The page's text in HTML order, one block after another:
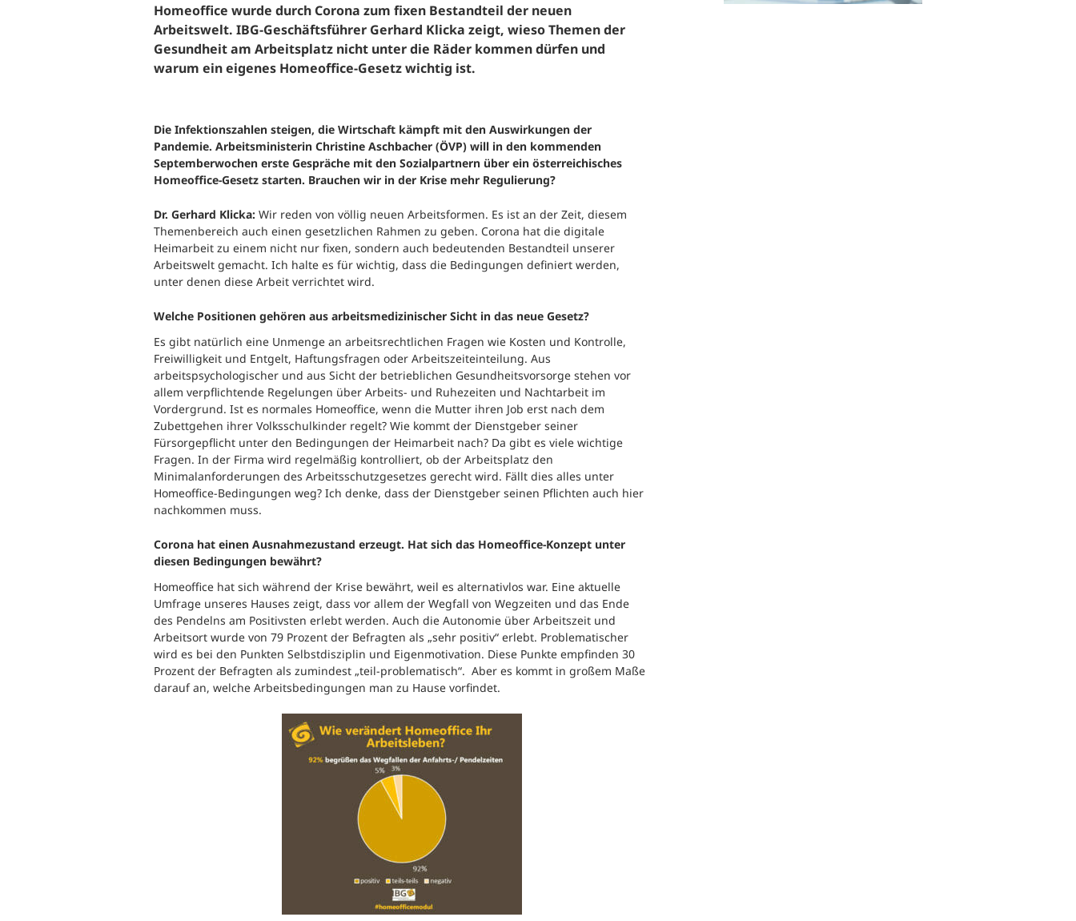
Homeoffice wurde durch Corona zum fixen Bestandteil der neuen
Arbeitswelt. IBG-Geschäftsführer Gerhard Klicka zeigt, wieso Themen der
Gesundheit am Arbeitsplatz nicht unter die Räder kommen dürfen und
warum ein eigenes Homeoffice-Gesetz wichtig ist.
Die Infektionszahlen steigen, die Wirtschaft kämpft mit den Auswirkungen der
Pandemie. Arbeitsministerin Christine Aschbacher (ÖVP) will in den kommenden
Septemberwochen erste Gespräche mit den Sozialpartnern über ein österreichisches
Homeoffice-Gesetz starten. Brauchen wir in der Krise mehr Regulierung?
Dr. Gerhard Klicka: Wir reden von völlig neuen Arbeitsformen. Es ist an der Zeit, diesem
Themenbereich auch einen gesetzlichen Rahmen zu geben. Corona hat die digitale
Heimarbeit zu einem nicht nur fixen, sondern auch bedeutenden Bestandteil unserer
Arbeitswelt gemacht. Ich halte es für wichtig, dass die Bedingungen definiert werden,
unter denen diese Arbeit verrichtet wird.
Welche Positionen gehören aus arbeitsmedizinischer Sicht in das neue Gesetz?
Es gibt natürlich eine Unmenge an arbeitsrechtlichen Fragen wie Kosten und Kontrolle,
Freiwilligkeit und Entgelt, Haftungsfragen oder Arbeitszeiteinteilung. Aus
arbeitspsychologischer und aus Sicht der betrieblichen Gesundheitsvorsorge stehen vor
allem verpflichtende Regelungen über Arbeits- und Ruhezeiten und Nachtarbeit im
Vordergrund. Ist es normales Homeoffice, wenn die Mutter ihren Job erst nach dem
Zubettgehen ihrer Volksschulkinder regelt? Wie kommt der Dienstgeber seiner
Fürsorgepflicht unter den Bedingungen der Heimarbeit nach? Da gibt es viele wichtige
Fragen. In der Firma wird regelmäßig kontrolliert, ob der Arbeitsplatz den
Minimalanforderungen des Arbeitsschutzgesetzes gerecht wird. Fällt dies alles unter
Homeoffice-Bedingungen weg? Ich denke, dass der Dienstgeber seinen Pflichten auch hier
nachkommen muss.
Corona hat einen Ausnahmezustand erzeugt. Hat sich das Homeoffice-Konzept unter
diesen Bedingungen bewährt?
Homeoffice hat sich während der Krise bewährt, weil es alternativlos war. Eine aktuelle
Umfrage unseres Hauses zeigt, dass vor allem der Wegfall von Wegzeiten und das Ende
des Pendelns am Positivsten erlebt werden. Auch die Autonomie über Arbeitszeit und
Arbeitsort wurde von 79 Prozent der Befragten als „sehr positiv“ erlebt. Problematischer
wird es bei den Punkten Selbstdisziplin und Eigenmotivation. Diese Punkte empfinden 30
Prozent der Befragten als zumindest „teil-problematisch“. Aber es kommt in großem Maße
darauf an, welche Arbeitsbedingungen man zu Hause vorfindet.